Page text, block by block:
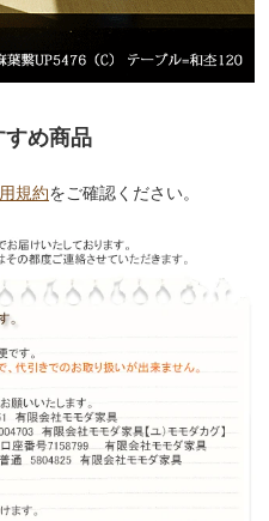
すめ商品
規約をご確認ください。